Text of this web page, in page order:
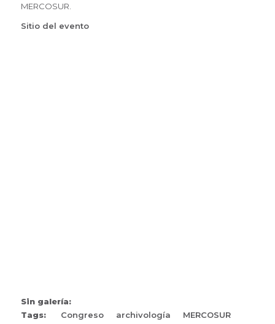
MERCOSUR.
Sitio del evento
Sin galería:
Tags:
Congreso archivología MERCOSUR